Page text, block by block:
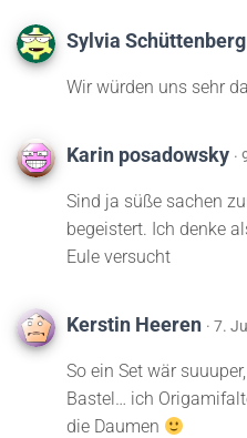
Sylvia Schüttenberg
Wir würden uns sehr
Karin posadowsky ·
Sind ja süße sachen
begeistert. Ich denke
Eule versucht
Kerstin Heeren · 7.
So ein Set wär
Bastel… ich
die Daumen